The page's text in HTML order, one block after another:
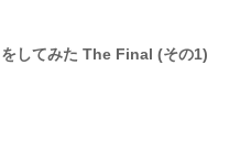
してみた The Final (その1)